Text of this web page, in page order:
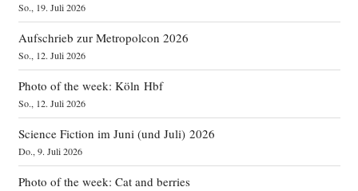
So., 19. Juli 2026
Aufschrieb zur Metropolcon 2026
So., 12. Juli 2026
Photo of the week: Köln Hbf
So., 12. Juli 2026
Science Fiction im Juni (und Juli) 2026
Do., 9. Juli 2026
Photo of the week: Cat and berries